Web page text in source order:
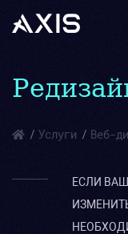
Услуги Веб-
ЕСЛИ